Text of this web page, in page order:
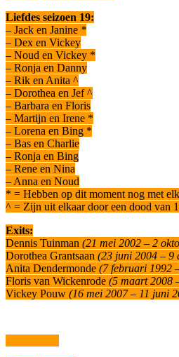
Liefdes seizoen 19:
– Jack en Janine *
– Dex en Vickey
– Noud en Vickey *
– Ronja en Danny
– Rik en Anita ^
– Dorothea en Jef ^
– Barbara en Floris
– Martijn en Irene *
– Lorena en Bing *
– Bas en Charlie
– Ronja en Bing
– Rene en Nina
– Anna en Noud
* = Hebben op dit moment nog met
^ = Zijn uit elkaar door een dood van
Exits:
Dennis Tuinman (21 mei 2002 – 2
Dorothea Grantsaan (23 juni 2004 – 9
Anita Dendermonde (7 februari 1992
Floris van Wickenrode (5 maart 2008
Vickey Pouw (16 mei 2007 – 11 juni